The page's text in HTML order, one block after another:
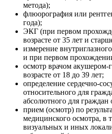
метода);
флюорография или
года);
ЭКГ (при первом
возрасте от 35 лет и
измерение
и при первом
осмотр врачом акушером-
возрасте от 18 до 39 лет;
определение сердечно-
относительного для
абсолютного для граждан
прием (осмотр) по
медицинского осмотра, в
визуальных и иных